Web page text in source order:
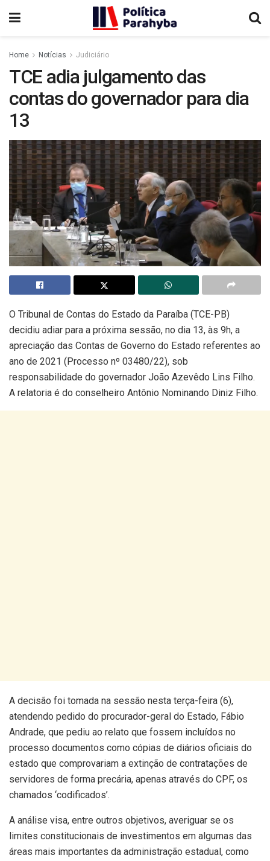
Home Notícias Judiciário
TCE adia julgamento das
contas do governador para dia
13
O Tribunal de Contas do Estado da Paraíba (TCE-PB)
decidiu adiar para a próxima sessão, no dia 13, às 9h, a
apreciação das Contas de Governo do Estado referentes ao
ano de 2021 (Processo nº 03480/22), sob
responsabilidade do governador João Azevêdo Lins Filho.
A relatoria é do conselheiro Antônio Nominando Diniz Filho.
A decisão foi tomada na sessão nesta terça-feira (6),
atendendo pedido do procurador-geral do Estado, Fábio
Andrade, que pediu ao relato que fossem incluídos no
processo documentos como cópias de diários oficiais do
estado que comprovariam a extinção de contratações de
servidores de forma precária, apenas através do CPF, os
chamados ‘codificados’.
A análise visa, entre outros objetivos, averiguar se os
limites constitucionais de investimentos em algumas das
áreas mais importantes da administração estadual, como